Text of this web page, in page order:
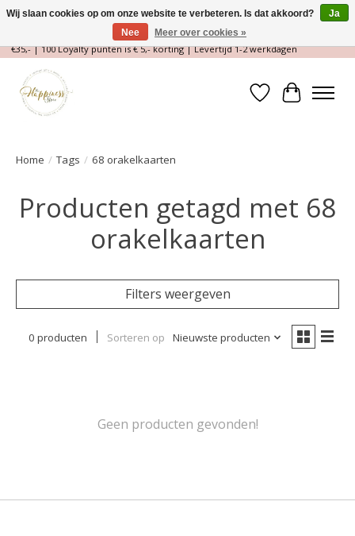
Magische Conceptstore, Edelstenen & Spirituele winkel | Gratis verzending >
€35,- | 100 Loyalty punten is € 5,- korting | Levertijd 1-2 werkdagen
Verlanglijst
Home / Tags / 68 orakelkaarten
Producten getagd met 68
orakelkaarten
Filters weergeven
0 producten Sorteren op Nieuwste producten
Geen producten gevonden!
Wij slaan cookies op om onze website te verbeteren. Is dat akkoord?
Ja
Nee
Meer over cookies »